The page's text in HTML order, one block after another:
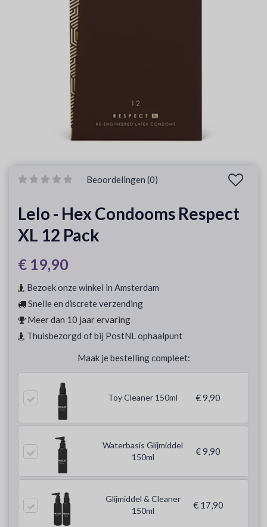
Beoordelingen (0)
Lelo - Hex Condooms Respect
XL 12 Pack
€ 19,90
Bezoek onze winkel in Amsterdam
Snelle en discrete verzending
Meer dan 10 jaar ervaring
Thuisbezorgd of bij PostNL ophaalpunt
Maak je bestelling compleet:
Toy Cleaner 150ml € 9,90
Waterbasis Glijmiddel
150ml
€ 9,90
Glijmiddel & Cleaner
150ml
€ 17,90